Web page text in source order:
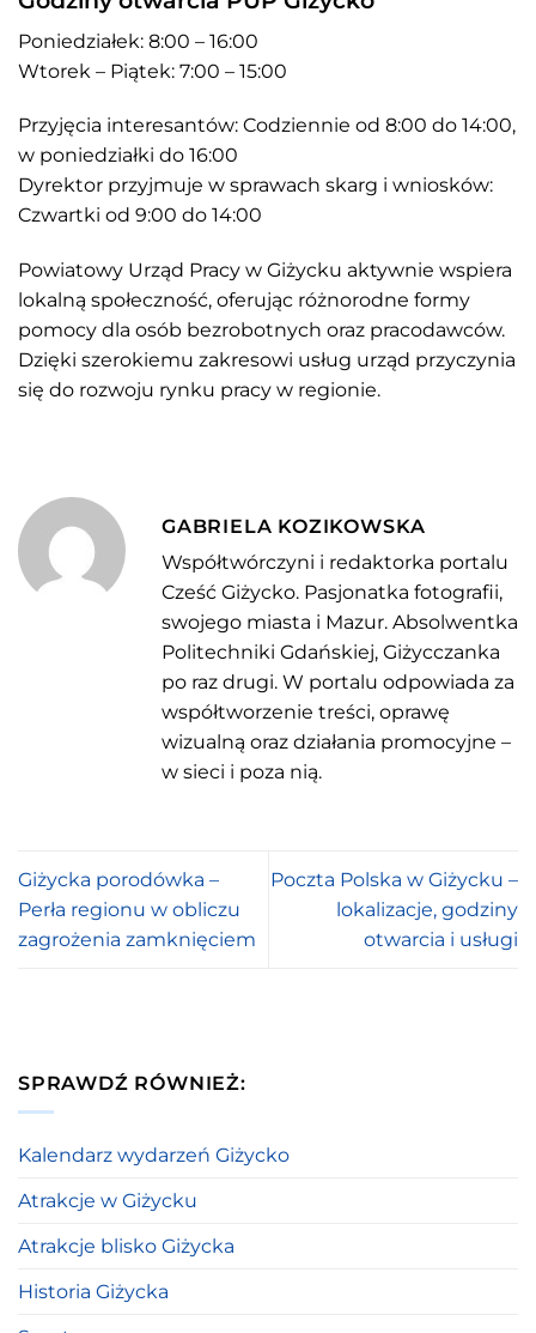
Poniedziałek: 8:00 – 16:00
Wtorek – Piątek: 7:00 – 15:00
Przyjęcia interesantów: Codziennie od 8:00 do 14:00,
w poniedziałki do 16:00
Dyrektor przyjmuje w sprawach skarg i wniosków:
Czwartki od 9:00 do 14:00
Powiatowy Urząd Pracy w Giżycku aktywnie wspiera
lokalną społeczność, oferując różnorodne formy
pomocy dla osób bezrobotnych oraz pracodawców.
Dzięki szerokiemu zakresowi usług urząd przyczynia
się do rozwoju rynku pracy w regionie.
GABRIELA KOZIKOWSKA
Współtwórczyni i redaktorka portalu
Cześć Giżycko. Pasjonatka fotografii,
swojego miasta i Mazur. Absolwentka
Politechniki Gdańskiej, Giżycczanka
po raz drugi. W portalu odpowiada za
współtworzenie treści, oprawę
wizualną oraz działania promocyjne –
w sieci i poza nią.
Giżycka porodówka –
Perła regionu w obliczu
zagrożenia zamknięciem
Poczta Polska w Giżycku –
lokalizacje, godziny
otwarcia i usługi
SPRAWDŹ RÓWNIEŻ:
Kalendarz wydarzeń Giżycko
Atrakcje w Giżycku
Atrakcje blisko Giżycka
Historia Giżycka